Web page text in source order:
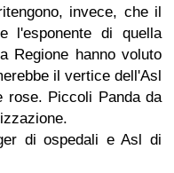
invece, che il
l'esponente di quella
Regione hanno voluto
il vertice dell'Asl
Piccoli Panda da
di ospedali e Asl di